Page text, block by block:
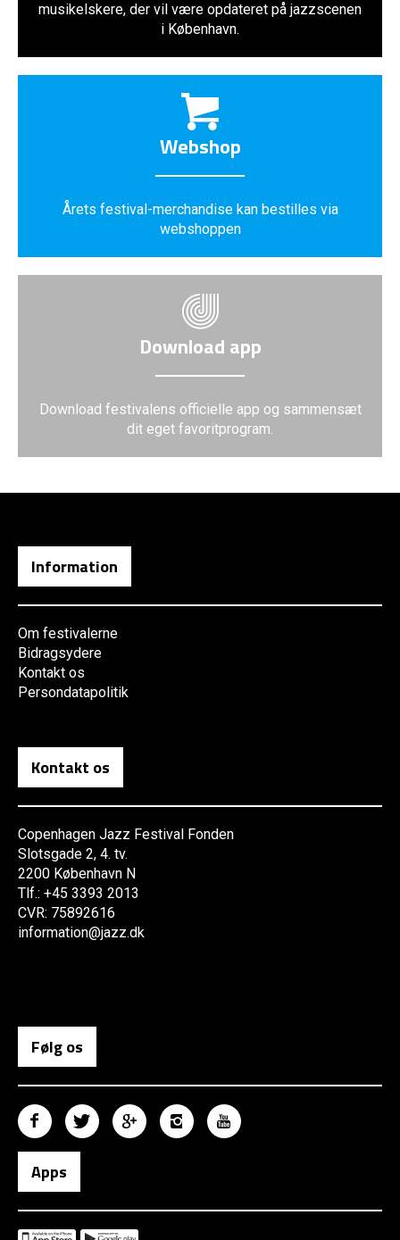
musikelskere, der vil være opdateret på jazzscenen
i København.
Webshop
Årets festival-merchandise kan bestilles via
webshoppen
Download app
Download festivalens officielle app og sammensæt
dit eget favoritprogram.
Information
Om festivalerne
Bidragsydere
Kontakt os
Persondatapolitik
Kontakt os
Copenhagen Jazz Festival Fonden
Slotsgade 2, 4. tv.
2200 København N
Tlf.: +45 3393 2013
CVR: 75892616
information@jazz.dk
Følg os
Apps